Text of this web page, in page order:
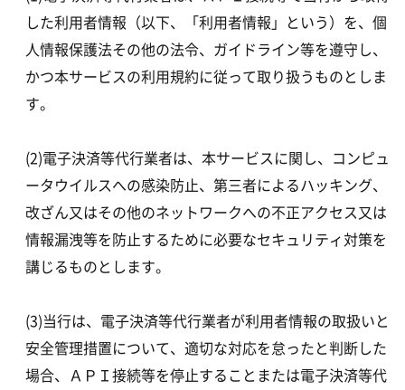
した利用者情報（以下、「利用者情報」という）を、個
人情報保護法その他の法令、ガイドライン等を遵守し、
かつ本サービスの利用規約に従って取り扱うものとしま
す。
(2)電子決済等代行業者は、本サービスに関し、コンピュ
ータウイルスへの感染防止、第三者によるハッキング、
改ざん又はその他のネットワークへの不正アクセス又は
情報漏洩等を防止するために必要なセキュリティ対策を
講じるものとします。
(3)当行は、電子決済等代行業者が利用者情報の取扱いと
安全管理措置について、適切な対応を怠ったと判断した
場合、ＡＰＩ接続等を停止することまたは電子決済等代